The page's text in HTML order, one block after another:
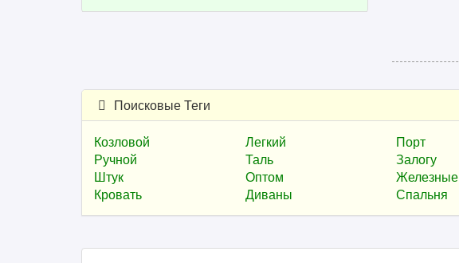
Поисковые Теги
Козловой
Легкий Порт
Ручной
Таль Залогу
Штук
Оптом Железные
Кровать
Диваны Спальня